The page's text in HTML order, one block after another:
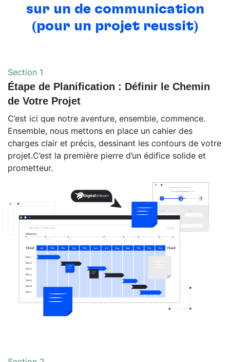
sur un de communication
(pour un projet réussit)
Section 1
Étape de Planification : Définir le Chemin
de Votre Projet
C’est ici que notre aventure, ensemble, commence.
Ensemble, nous mettons en place un cahier des
charges clair et précis, dessinant les contours de votre
projet.C’est la première pierre d’un édifice solide et
prometteur.